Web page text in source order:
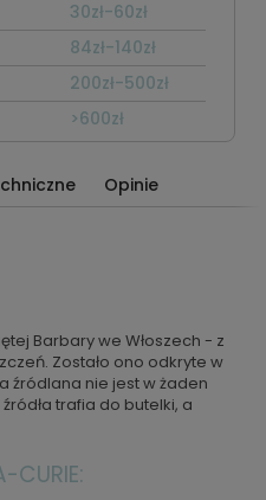
30zł-60zł
84zł-140zł
200zł-500zł
>600zł
Opinie
Barbary we Włoszech - z
Zostało ono odkryte w
źródlana nie jest w żaden
trafia do butelki, a
CURIE: